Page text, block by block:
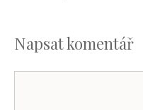
Napsat komentář